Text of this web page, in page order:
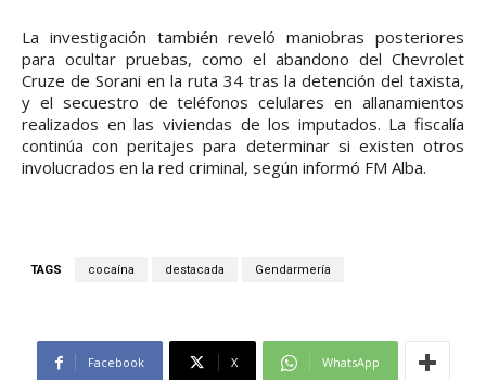
La investigación también reveló maniobras posteriores
para ocultar pruebas, como el abandono del Chevrolet
Cruze de Sorani en la ruta 34 tras la detención del taxista,
y el secuestro de teléfonos celulares en allanamientos
realizados en las viviendas de los imputados. La fiscalía
continúa con peritajes para determinar si existen otros
involucrados en la red criminal, según informó FM Alba.
TAGS cocaína destacada Gendarmería
Facebook X WhatsApp